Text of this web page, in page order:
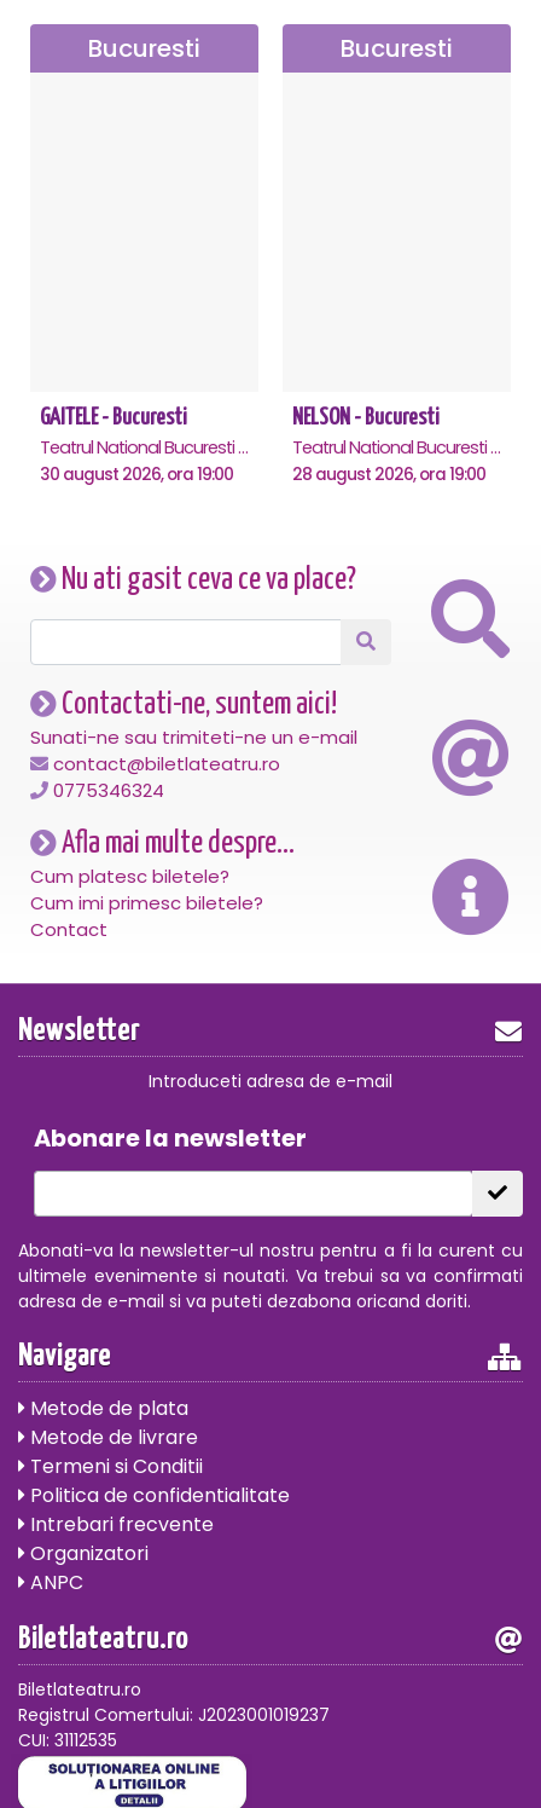
Bucuresti
GAITELE - Bucuresti
Teatrul National Bucuresti - Sala Ion Caramitru, Bucuresti
30 august 2026, ora 19:00
Bucuresti
NELSON - Bucuresti
Teatrul National Bucuresti - Sala Ion Caramitru, Bucuresti
28 august 2026, ora 19:00
Nu ati gasit ceva ce va place?
Contactati-ne, suntem aici!
Sunati-ne sau trimiteti-ne un e-mail
contact@biletlateatru.ro
0775346324
Afla mai multe despre...
Cum platesc biletele?
Cum imi primesc biletele?
Contact
Newsletter
Introduceti adresa de e-mail
Abonare la newsletter
Abonati-va la newsletter-ul nostru pentru a fi la curent cu
ultimele evenimente si noutati. Va trebui sa va confirmati
adresa de e-mail si va puteti dezabona oricand doriti.
Navigare
Metode de plata
Metode de livrare
Termeni si Conditii
Politica de confidentialitate
Intrebari frecvente
Organizatori
ANPC
Biletlateatru.ro
Biletlateatru.ro
Registrul Comertului: J2023001019237
CUI: 31112535